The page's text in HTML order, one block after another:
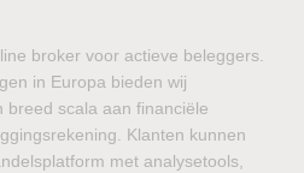
broker voor actieve beleggers.
in Europa bieden wij
breed scala aan financiële
Klanten kunnen
met analysetools,